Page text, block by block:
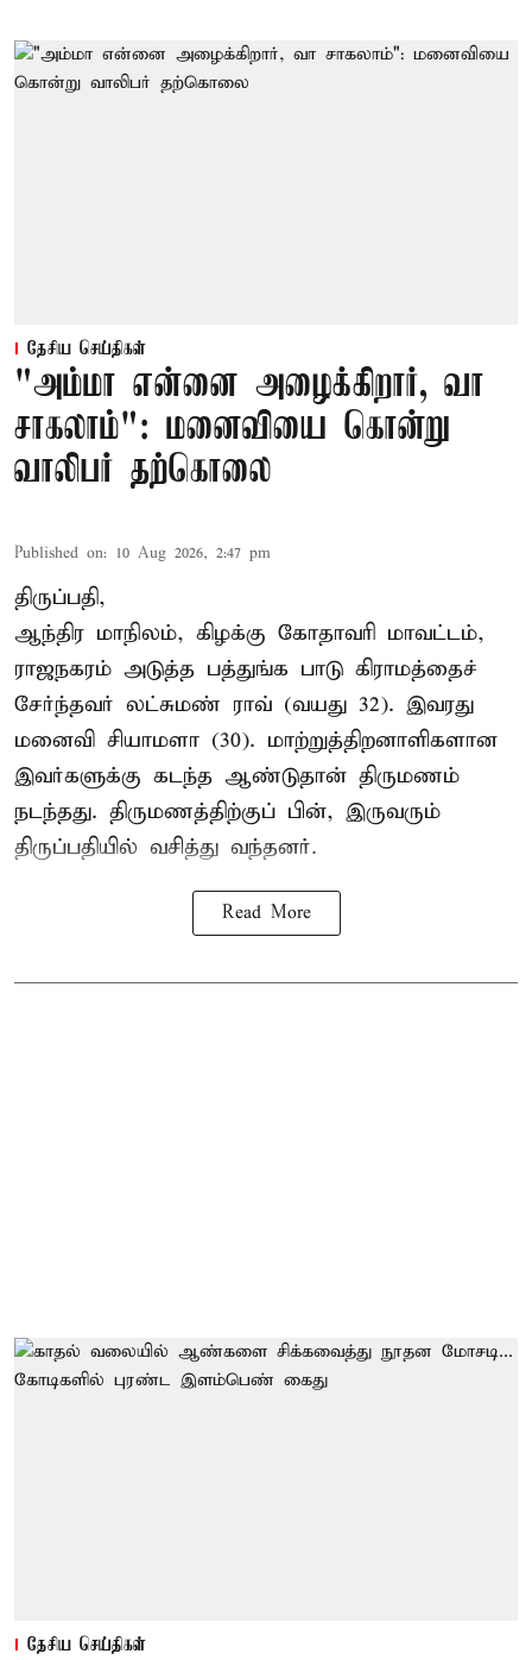
தேசிய செய்திகள்
"அம்மா என்னை அழைக்கிறார், வா
சாகலாம்": மனைவியை கொன்று
வாலிபர் தற்கொலை
Published on: 10 Aug 2026, 2:47 pm
திருப்பதி,
ஆந்திர மாநிலம், கிழக்கு கோதாவரி மாவட்டம்,
ராஜநகரம் அடுத்த பத்துங்க பாடு கிராமத்தைச்
சேர்ந்தவர் லட்சுமண் ராவ் (வயது 32). இவரது
மனைவி சியாமளா (30). மாற்றுத்திறனாளிகளான
இவர்களுக்கு கடந்த ஆண்டுதான் திருமணம்
நடந்தது. திருமணத்திற்குப் பின், இருவரும்
திருப்பதியில் வசித்து வந்தனர்.
Read More
தேசிய செய்திகள்